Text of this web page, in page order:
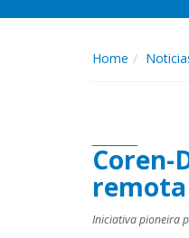
Home
Coren-
Iniciativa pioneira